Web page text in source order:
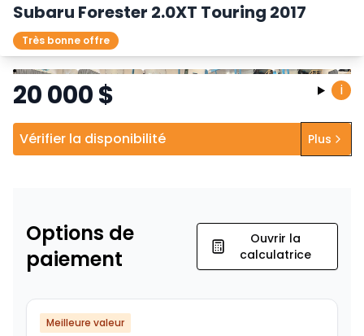
Subaru Forester 2.0XT Touring 2017
Très bonne offre
ArrêterPrécédent
Suivant
20 000$ i
Vérifier la disponibilité Plus
Options de
paiement
Ouvrir la
calculatrice
Meilleure valeur